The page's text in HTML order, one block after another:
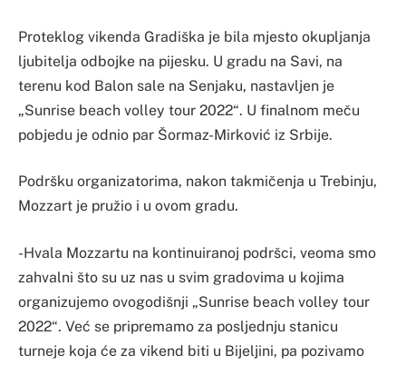
Proteklog vikenda Gradiška je bila mjesto okupljanja
ljubitelja odbojke na pijesku. U gradu na Savi, na
terenu kod Balon sale na Senjaku, nastavljen je
„Sunrise beach volley tour 2022“. U finalnom meču
pobjedu je odnio par Šormaz-Mirković iz Srbije.
Podršku organizatorima, nakon takmičenja u Trebinju,
Mozzart je pružio i u ovom gradu.
-Hvala Mozzartu na kontinuiranoj podršci, veoma smo
zahvalni što su uz nas u svim gradovima u kojima
organizujemo ovogodišnji „Sunrise beach volley tour
2022“. Već se pripremamo za posljednju stanicu
turneje koja će za vikend biti u Bijeljini, pa pozivamo